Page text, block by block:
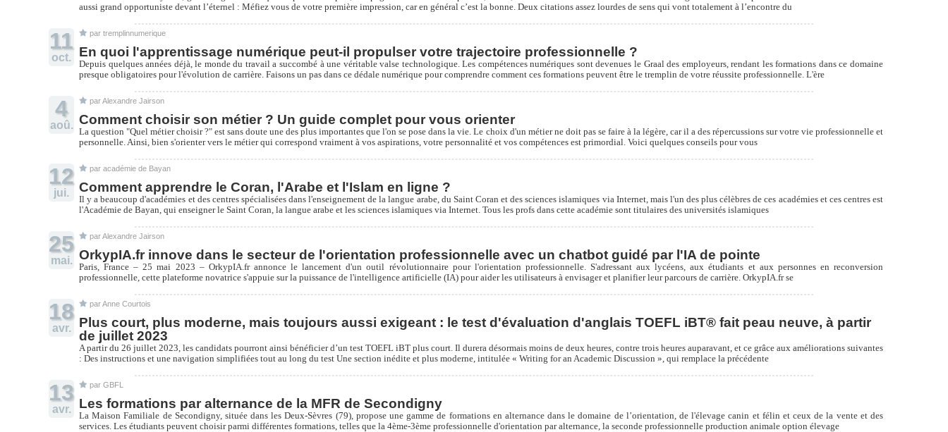
aussi grand opportuniste devant l’éternel : Méfiez vous de votre première impression, car en général c’est la bonne. Deux citations assez lourdes de sens qui vont totalement à l’encontre du
11
oct.
par tremplinnumerique
En quoi l'apprentissage numérique peut-il propulser votre trajectoire professionnelle ?
Depuis quelques années déjà, le monde du travail a succombé à une véritable valse technologique. Les compétences numériques sont devenues le Graal des employeurs, rendant les formations dans ce domaine
presque obligatoires pour l'évolution de carrière. Faisons un pas dans ce dédale numérique pour comprendre comment ces formations peuvent être le tremplin de votre réussite professionnelle. L'ère
4
aoû.
par Alexandre Jairson
Comment choisir son métier ? Un guide complet pour vous orienter
La question "Quel métier choisir ?" est sans doute une des plus importantes que l'on se pose dans la vie. Le choix d'un métier ne doit pas se faire à la légère, car il a des répercussions sur votre vie professionnelle et
personnelle. Ainsi, bien s'orienter vers le métier qui correspond vraiment à vos aspirations, votre personnalité et vos compétences est primordial. Voici quelques conseils pour vous
12
jui.
par académie de Bayan
Comment apprendre le Coran, l'Arabe et l'Islam en ligne ?
Il y a beaucoup d'académies et des centres spécialisées dans l'enseignement de la langue arabe, du Saint Coran et des sciences islamiques via Internet, mais l'un des plus célèbres de ces académies et ces centres est
l'Académie de Bayan, qui enseigner le Saint Coran, la langue arabe et les sciences islamiques via Internet. Tous les profs dans cette académie sont titulaires des universités islamiques
25
mai.
par Alexandre Jairson
OrkypIA.fr innove dans le secteur de l'orientation professionnelle avec un chatbot guidé par l'IA de pointe
Paris, France – 25 mai 2023 – OrkypIA.fr annonce le lancement d'un outil révolutionnaire pour l'orientation professionnelle. S'adressant aux lycéens, aux étudiants et aux personnes en reconversion
professionnelle, cette plateforme novatrice s'appuie sur la puissance de l'intelligence artificielle (IA) pour aider les utilisateurs à envisager et planifier leur parcours de carrière. OrkypIA.fr se
18
avr.
par Anne Courtois
Plus court, plus moderne, mais toujours aussi exigeant : le test d'évaluation d'anglais TOEFL iBT® fait peau neuve, à partir
de juillet 2023
A partir du 26 juillet 2023, les candidats pourront ainsi bénéficier d’un test TOEFL iBT plus court. Il durera désormais moins de deux heures, contre trois heures auparavant, et ce grâce aux améliorations suivantes
: Des instructions et une navigation simplifiées tout au long du test Une section inédite et plus moderne, intitulée « Writing for an Academic Discussion », qui remplace la précédente
13
avr.
par GBFL
Les formations par alternance de la MFR de Secondigny
La Maison Familiale de Secondigny, située dans les Deux-Sèvres (79), propose une gamme de formations en alternance dans le domaine de l’orientation, de l'élevage canin et félin et ceux de la vente et des
services. Les étudiants peuvent choisir parmi différentes formations, telles que la 4ème-3ème professionnelle d'orientation par alternance, la seconde professionnelle production animale option élevage